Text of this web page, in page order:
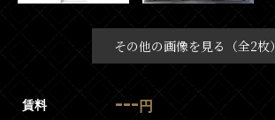
その他の画像を見る（全2枚）
賃料 --- 円